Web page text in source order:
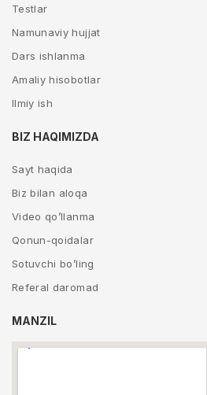
Testlar
Namunaviy hujjat
Dars ishlanma
Amaliy hisobotlar
Ilmiy ish
BIZ HAQIMIZDA
Sayt haqida
Biz bilan aloqa
Video qo’llanma
Qonun-qoidalar
Sotuvchi bo’ling
Referal daromad
MANZIL